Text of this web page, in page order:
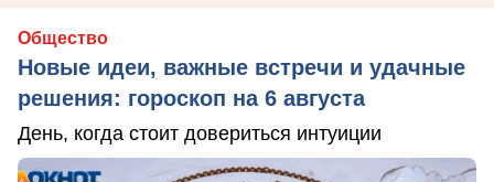
Общество
Новые идеи, важные встречи и удачные
решения: гороскоп на 6 августа
День, когда стоит довериться интуиции